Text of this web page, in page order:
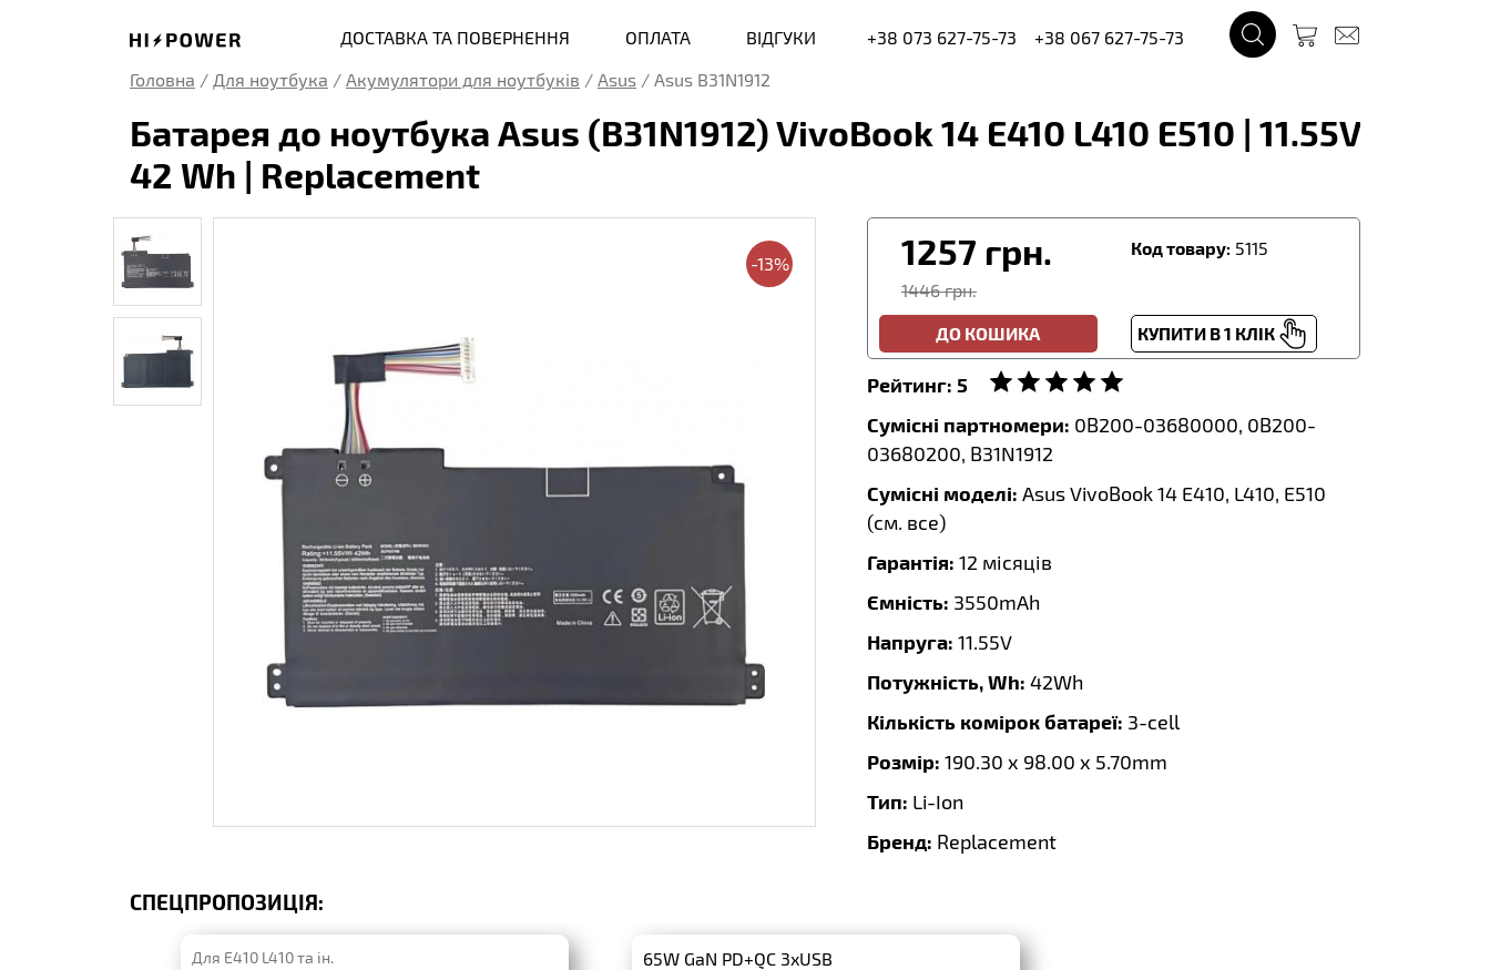
ДОСТАВКА ТА ПОВЕРНЕННЯ ОПЛАТА ВІДГУКИ +38 073 627-75-73
+38 067 627-75-73
Головна / Для ноутбука / Акумулятори для ноутбуків / Asus / Asus B31N1912
Батарея до ноутбука Asus (B31N1912) VivoBook 14 E410 L410 E510 | 11.55V
42 Wh | Replacement
-13% 1257 грн.
1446 грн.
Код товару: 5115
ДО КОШИКА КУПИТИ В 1 КЛІК
Рейтинг: 5
Сумісні партномери: 0B200-03680000, 0B200-
03680200, B31N1912
Сумісні моделі: Asus VivoBook 14 E410, L410, E510
(см. все)
Гарантія: 12 місяців
Ємність: 3550mAh
Напруга: 11.55V
Потужність, Wh: 42Wh
Кількість комірок батареї: 3-cell
Розмір: 190.30 x 98.00 x 5.70mm
Тип: Li-Ion
Бренд: Replacement
СПЕЦПРОПОЗИЦІЯ:
Для E410 L410 та ін. 65W GaN PD+QC 3xUSB